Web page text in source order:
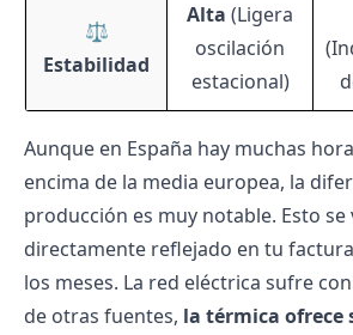
⚖️
Estabilidad
Alta (Ligera
oscilación
estacional)
Aunque en España hay muchas
encima de la media europea, la
producción es muy notable. Esto se
directamente reflejado en tu
los meses. La red eléctrica sufre
de otras fuentes, la térmica